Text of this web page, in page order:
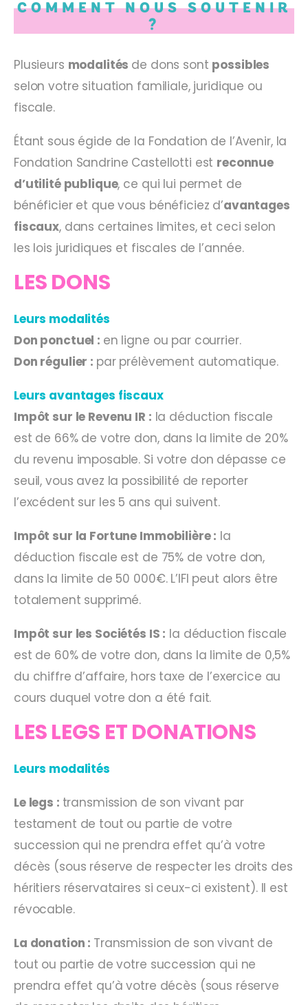
COMMENT NOUS SOUTENIR
?
Plusieurs modalités de dons sont possibles
selon votre situation familiale, juridique ou
fiscale.
Étant sous égide de la Fondation de l’Avenir, la
Fondation Sandrine Castellotti est reconnue
d’utilité publique, ce qui lui permet de
bénéficier et que vous bénéficiez d’avantages
fiscaux, dans certaines limites, et ceci selon
les lois juridiques et fiscales de l’année.
LES DONS
Leurs modalités
Don ponctuel : en ligne ou par courrier.
Don régulier : par prélèvement automatique.
Leurs avantages fiscaux
Impôt sur le Revenu IR : la déduction fiscale
est de 66% de votre don, dans la limite de 20%
du revenu imposable. Si votre don dépasse ce
seuil, vous avez la possibilité de reporter
l’excédent sur les 5 ans qui suivent.
Impôt sur la Fortune Immobilière : la
déduction fiscale est de 75% de votre don,
dans la limite de 50 000€. L’IFI peut alors être
totalement supprimé.
Impôt sur les Sociétés IS : la déduction fiscale
est de 60% de votre don, dans la limite de 0,5%
du chiffre d’affaire, hors taxe de l’exercice au
cours duquel votre don a été fait.
LES LEGS ET DONATIONS
Leurs modalités
Le legs : transmission de son vivant par
testament de tout ou partie de votre
succession qui ne prendra effet qu’à votre
décès (sous réserve de respecter les droits des
héritiers réservataires si ceux-ci existent). Il est
révocable.
La donation : Transmission de son vivant de
tout ou partie de votre succession qui ne
prendra effet qu’à votre décès (sous réserve